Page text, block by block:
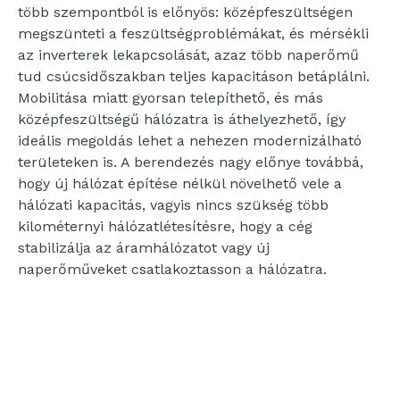
több szempontból is előnyös: középfeszültségen
megszünteti a feszültségproblémákat, és mérsékli
az inverterek lekapcsolását, azaz több naperőmű
tud csúcsidőszakban teljes kapacitáson betáplálni.
Mobilitása miatt gyorsan telepíthető, és más
középfeszültségű hálózatra is áthelyezhető, így
ideális megoldás lehet a nehezen modernizálható
területeken is. A berendezés nagy előnye továbbá,
hogy új hálózat építése nélkül növelhető vele a
hálózati kapacitás, vagyis nincs szükség több
kilométernyi hálózatlétesítésre, hogy a cég
stabilizálja az áramhálózatot vagy új
naperőműveket csatlakoztasson a hálózatra.